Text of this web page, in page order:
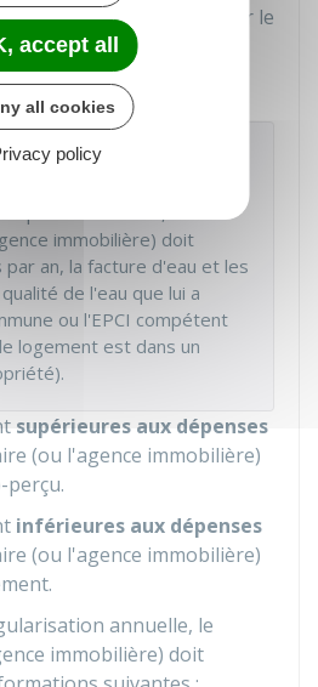
effectives engagées par le
(ou l'agence immobilière)
pas individualisé, le
immobilière) doit
an, la facture d'eau et les
de l'eau que lui a
ou l'EPCI compétent
logement est dans un
supérieures aux dépenses
(ou l'agence immobilière)
inférieures aux dépenses
(ou l'agence immobilière)
annuelle, le
immobilière) doit
accept all
all cookies
policy